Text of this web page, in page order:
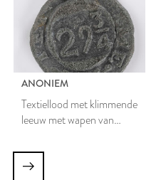
ANONIEM
Textiellood met klimmende
leeuw met wapen van